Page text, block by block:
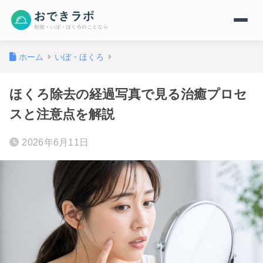
ホーム いぼ・ほくろ
ほくろ除去の経過写真で見る治癒プロセ
スと注意点を解説
2026年6月11日